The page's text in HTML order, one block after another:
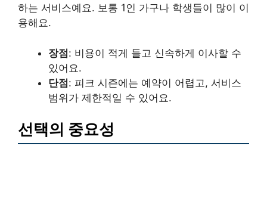
하는 서비스예요. 보통 1인 가구나 학생들이 많이 이
용해요.
장점: 비용이 적게 들고 신속하게 이사할 수
있어요.
단점: 피크 시즌에는 예약이 어렵고, 서비스
범위가 제한적일 수 있어요.
선택의 중요성